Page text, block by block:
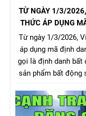
TỪ NGÀY 1/3/
THỨC ÁP DỤNG
Từ ngày 1/3/2026,
áp dụng mã định
gọi là định danh bất
sản phẩm bất động
31/12/2025, hiệu
dựng, quản lý và sử